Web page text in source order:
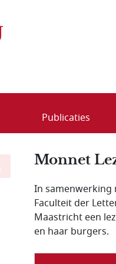
Publicaties
Monnet
In
Faculteit der
Maastricht een
en haar burgers.